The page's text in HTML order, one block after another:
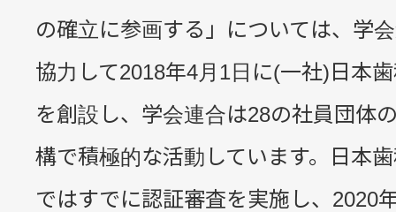
の確立に参画する」については、学
協力して2018年4月1日に(一社)日本
を創設し、学会連合は28の社員団体
構で積極的な活動しています。日本
ではすでに認証審査を実施し、2020